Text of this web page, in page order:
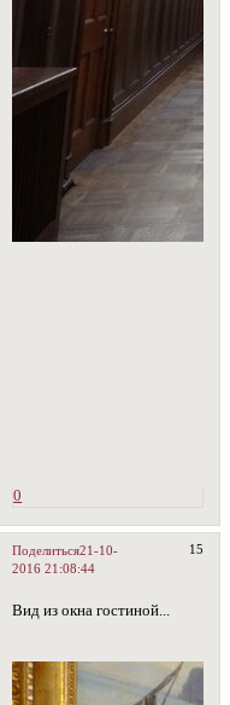
1848 гг. по проекту
английского архитектора
Эдуарда Блора для генерал-
губернатора
Новороссийского края
графа М.С. Воронцова.
Парадные залы дворца,
оформленные в стиле
традиционного английского
интерьера, почти
полностью сохранили свою